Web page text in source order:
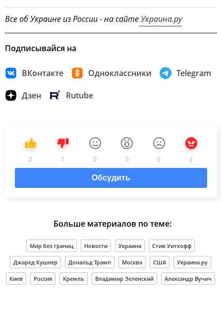
Все об Украине из России - на сайтеУкраина.ру
Подписывайся на
ВКонтакте Одноклассники Telegram
Дзен Rutube
2 1 0 0 0 2
Обсудить
Больше материалов по теме:
Мир без границ Новости Украина Стив Уиткофф
Джаред Кушнер Дональд Трамп Москва США Украина.ру
Киев Россия Кремль Владимир Зеленский Александр Вучич